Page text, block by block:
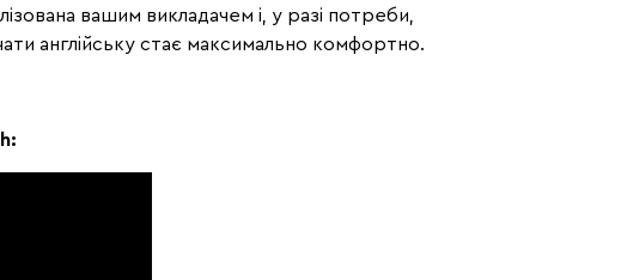
вашим викладачем і, у разі потреби,
англійську стає максимально комфортно.